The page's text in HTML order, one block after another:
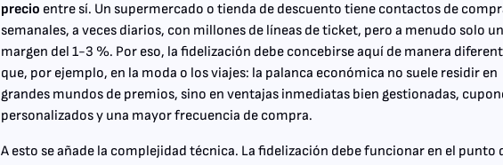
precio entre sí. Un supermercado o tienda de descuento tiene contactos de
semanales, a veces diarios, con millones de líneas de ticket, pero a menudo solo un
margen del 1-3 %. Por eso, la fidelización debe concebirse aquí de manera
que, por ejemplo, en la moda o los viajes: la palanca económica no suele residir en
grandes mundos de premios, sino en ventajas inmediatas bien gestionadas,
personalizados y una mayor frecuencia de compra.
A esto se añade la complejidad técnica. La fidelización debe funcionar en el punto